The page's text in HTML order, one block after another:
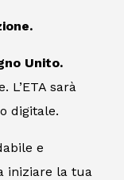
Unito.
L’ETA sarà
digitale.
e
iniziare la tua